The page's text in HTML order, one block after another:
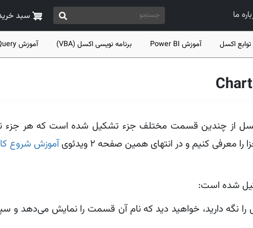
رفتن به محتوای اصلی
ما سبد
اکسل آموزش Power BI برنامه نویسی اکسل (VBA) آموزش Power Query
از چندین قسمت مختلف جزء تشکیل شده است که هر جزء
کنیم و در انتهای همین صفحه ۲ ویدئوی
آموزش شروع
شده است:
دارید، خواهید دید که نام آن قسمت را نمایش می‌دهد و